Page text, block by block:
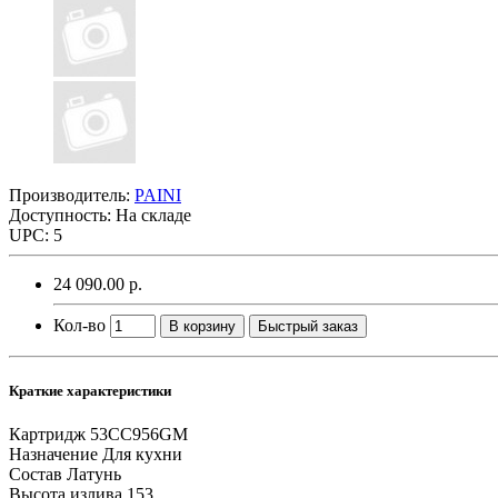
Производитель: PAINI
Доступность: На складе
UPC: 5
24 090.00 р.
Кол-во В корзину Быстрый заказ
Краткие характеристики
Картридж 53CC956GM
Назначение Для кухни
Состав Латунь